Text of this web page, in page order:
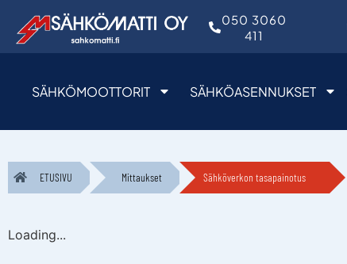
050 3060
411
SÄHKÖMOOTTORIT SÄHKÖASENNUKSET
ETUSIVU Mittaukset Sähköverkon tasapainotus
Loading...